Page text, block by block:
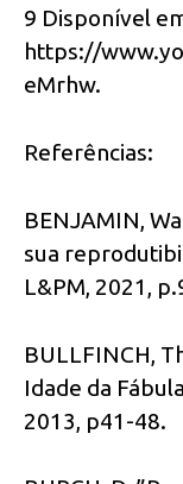
9 Disponível
https://
eMrhw.
Referências:
BENJAMIN,
sua
L&PM, 2021,
BULLFINCH,
Idade da
2013, p41-48.